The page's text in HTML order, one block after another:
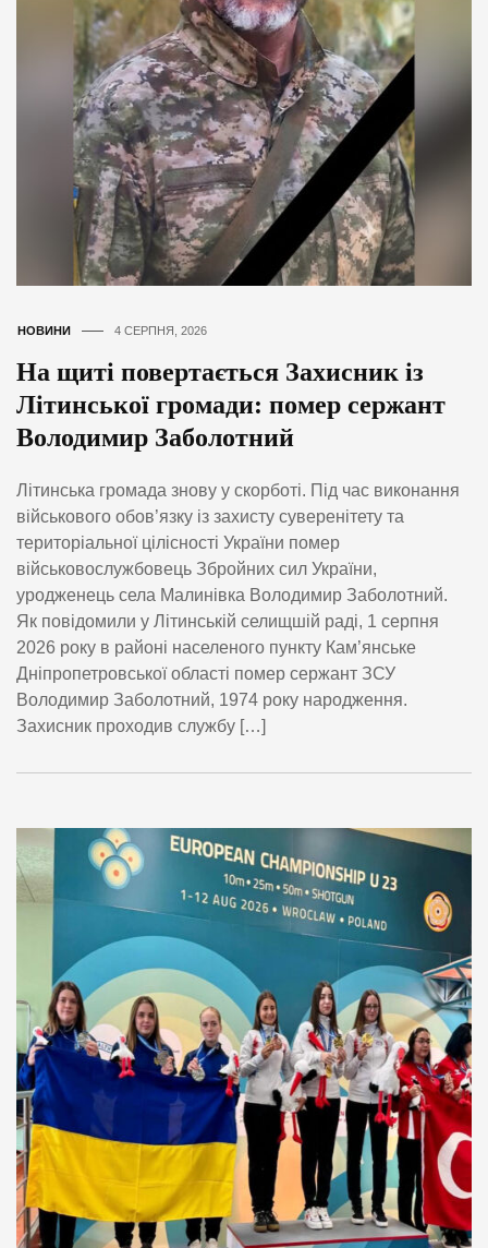
НОВИНИ 4 СЕРПНЯ, 2026
На щиті повертається Захисник із
Літинської громади: помер сержант
Володимир Заболотний
Літинська громада знову у скорботі. Під час виконання
військового обов’язку із захисту суверенітету та
територіальної цілісності України помер
військовослужбовець Збройних сил України,
уродженець села Малинівка Володимир Заболотний.
Як повідомили у Літинській селищшій раді, 1 серпня
2026 року в районі населеного пункту Кам’янське
Дніпропетровської області помер сержант ЗСУ
Володимир Заболотний, 1974 року народження.
Захисник проходив службу […]